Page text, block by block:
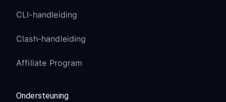
CLI-handleiding
Clash-handleiding
Affiliate Program
Ondersteuning